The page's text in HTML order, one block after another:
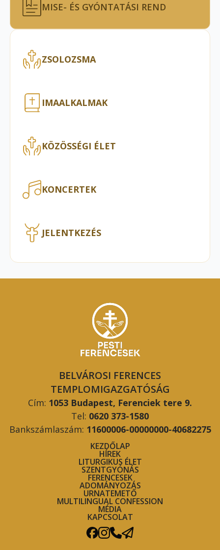
MISE- ÉS GYÓNTATÁSI REND
ZSOLOZSMA
IMAALKALMAK
KÖZÖSSÉGI ÉLET
KONCERTEK
JELENTKEZÉS
BELVÁROSI FERENCES
TEMPLOMIGAZGATÓSÁG
Cím: 1053 Budapest, Ferenciek tere 9.
Tel: 0620 373-1580
Bankszámlaszám: 11600006-00000000-40682275
KEZDŐLAP
HÍREK
LITURGIKUS ÉLET
SZENTGYÓNÁS
FERENCESEK
ADOMÁNYOZÁS
URNATEMETŐ
MULTILINGUAL CONFESSION
MÉDIA
KAPCSOLAT